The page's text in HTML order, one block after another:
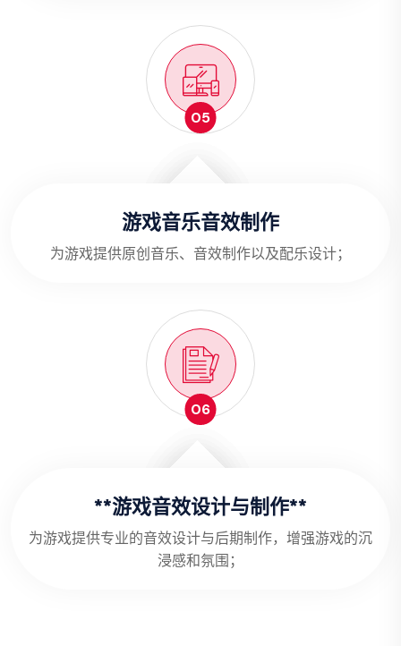
05
游戏音乐音效制作
为游戏提供原创音乐、音效制作以及配乐设计；
06
**游戏音效设计与制作**
为游戏提供专业的音效设计与后期制作，增强游戏的沉
浸感和氛围；